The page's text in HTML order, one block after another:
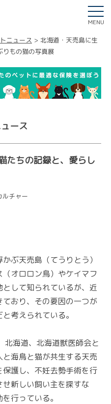
MENU
ニュース
北海道・天売島に生
りもの猫の写真展
ース
たちの記録と、愛らし
ルチャー
ぶ天売島（てうりとう）
オロロン鳥）やケイマフ
して知られているが、近
おり、その要因の一つが
考えられている。
海道、北海道獣医師会と
海鳥と猫が共生する天売
護し、不妊去勢手術を行
新しい飼い主を探すな
行っている。